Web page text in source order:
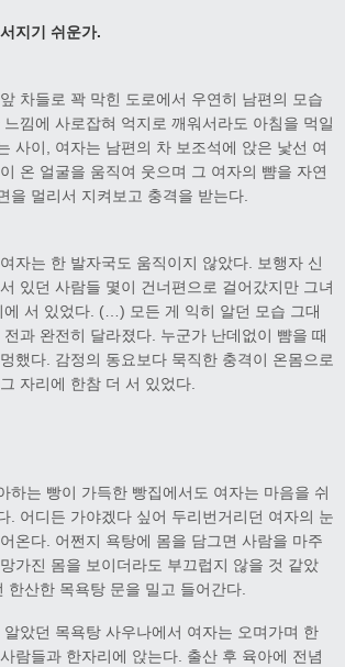
지기 쉬운가.
차들로 꽉 막힌 도로에서 우연히 남편의 모습
낌에 사로잡혀 억지로 깨워서라도 아침을 먹일
사이, 여자는 남편의 차 보조석에 앉은 낯선 여
온 얼굴을 움직여 웃으며 그 여자의 뺨을 자연
을 멀리서 지켜보고 충격을 받는다.
자는 한 발자국도 움직이지 않았다. 보행자 신
있던 사람들 몇이 건너편으로 걸어갔지만 그녀
에 서 있었다. (…) 모든 게 익히 알던 모습 그대
과 완전히 달라졌다. 누군가 난데없이 뺨을 때
했다. 감정의 동요보다 묵직한 충격이 온몸으로
자리에 한참 더 서 있었다.
하는 빵이 가득한 빵집에서도 여자는 마음을 쉬
. 어디든 가야겠다 싶어 두리번거리던 여자의 눈
온다. 어쩐지 욕탕에 몸을 담그면 사람을 마주
가진 몸을 보이더라도 부끄럽지 않을 것 같았
한산한 목욕탕 문을 밀고 들어간다.
았던 목욕탕 사우나에서 여자는 오며가며 한
람들과 한자리에 앉는다. 출산 후 육아에 전념